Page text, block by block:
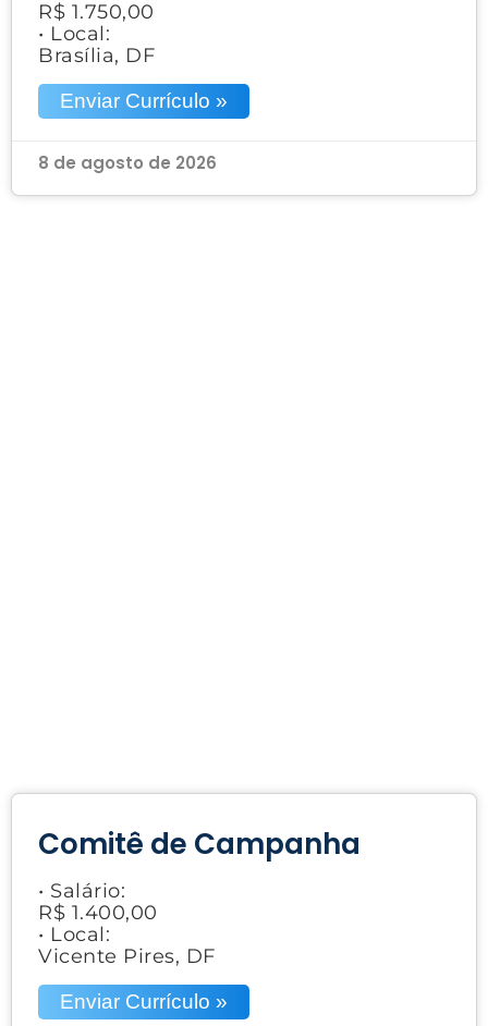
R$ 1.750,00
• Local:
Brasília, DF
Enviar Currículo »
8 de agosto de 2026
Comitê de Campanha
• Salário:
R$ 1.400,00
• Local:
Vicente Pires, DF
Enviar Currículo »